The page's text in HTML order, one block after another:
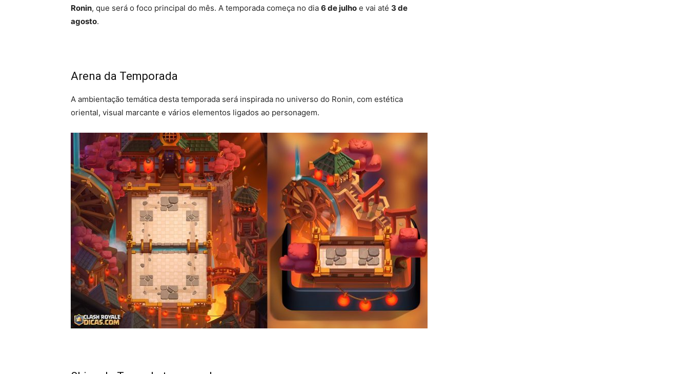
Ronin, que será o foco principal do mês. A temporada começa no dia 6 de julho e vai até 3 de
agosto.
Arena da Temporada
A ambientação temática desta temporada será inspirada no universo do Ronin, com estética
oriental, visual marcante e vários elementos ligados ao personagem.